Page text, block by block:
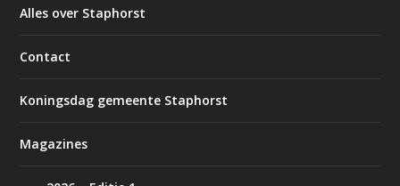
Alles over Staphorst
Contact
Koningsdag gemeente Staphorst
Magazines